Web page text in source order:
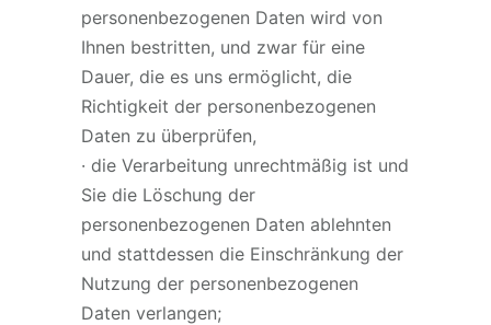
personenbezogenen Daten wird von
Ihnen bestritten, und zwar für eine
Dauer, die es uns ermöglicht, die
Richtigkeit der personenbezogenen
Daten zu überprüfen,
· die Verarbeitung unrechtmäßig ist und
Sie die Löschung der
personenbezogenen Daten ablehnten
und stattdessen die Einschränkung der
Nutzung der personenbezogenen
Daten verlangen;